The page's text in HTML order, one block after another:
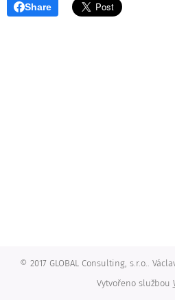
Share
© 2017 GLOBAL Consulting, s.r.o..
Vytvořeno službou